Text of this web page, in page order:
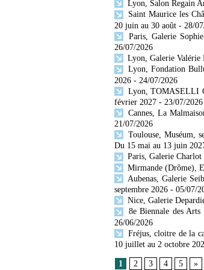
Lyon, Salon Regain
Saint Maurice les
20 juin au 30 août - 28/
Paris, Galerie
26/07/2026
Lyon, Galerie Valérie
Lyon, Fondation
2026 - 24/07/2026
Lyon, TOMASELLI
février 2027 - 23/07/2026
Cannes, La
21/07/2026
Toulouse, Muséum,
Du 15 mai au 13 juin
Paris, Galerie
Mirmande (Drôme),
Aubenas, Galerie
septembre 2026 - 05/07/
Nice, Galerie
8e Biennale des
26/06/2026
Fréjus, cloitre de la
10 juillet au 2 octobre
1 2 3 4 5 »